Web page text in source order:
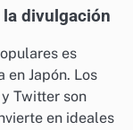
divulgación
es
Japón. Los
Twitter son
en ideales